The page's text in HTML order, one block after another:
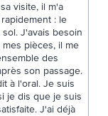
visite, il m'a
: le
J'avais besoin
pièces, il me
des
son passage.
à l'oral. Je suis
je dis que je suis
J'ai déjà